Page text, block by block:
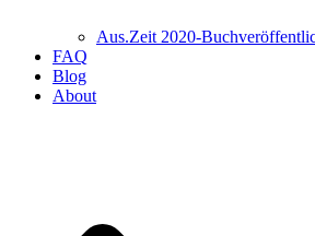
Aus.Zeit 2020-
FAQ
Blog
About